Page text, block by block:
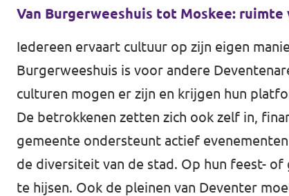
Volt Enschede
Volt Hengelo
Volt Zwolle
Over Volt
Mensen
Nieuws
Agenda
Van Burgerweeshuis tot Moskee:
Iedereen ervaart cultuur op zijn eigen
Burgerweeshuis is voor andere
culturen mogen er zijn en krijgen hun
De betrokkenen zetten zich ook zelf in,
gemeente ondersteunt actief
de diversiteit van de stad. Op hun feest-
te hijsen. Ook de pleinen van Deventer